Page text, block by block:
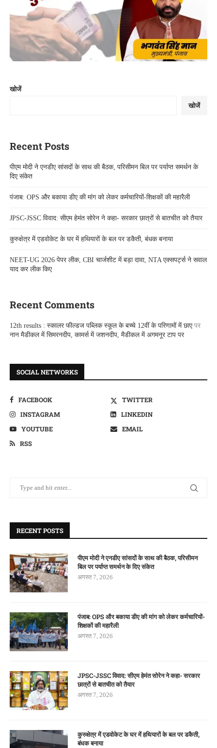
खोजें
खोजें
Recent Posts
पीएम मोदी ने एनडीए सांसदों के साथ की बैठक, परिसीमन बिल पर पर्याप्त समर्थन के
दिए संकेत
पंजाब: OPS और बकाया डीए की मांग को लेकर कर्मचारियों-शिक्षकों की महारैली
JPSC-JSSC विवाद: सीएम हेमंत सोरेन ने कहा- सरकार छात्रों से बातचीत को तैयार
कुरुक्षेत्र में एडवोकेट के घर में हथियारों के बल पर डकैती, बंधक बनाया
NEET-UG 2026 पेपर लीक, CBI चार्जशीट में बड़ा दावा, NTA एक्सपर्ट्स ने सवाल
याद कर लीक किए
Recent Comments
12th results : स्कालर फील्डज पब्लिक स्कूल के बच्चे 12वीं के परिणामों में छाएपर
नान मैडीकल में सिमरनदीप, कामर्स में जशनदीप, मैडीकल में अगमनूर टाप पर
SOCIAL NETWORKS
FACEBOOK
TWITTER
INSTAGRAM
LINKEDIN
YOUTUBE
EMAIL
RSS
RECENT POSTS
पीएम मोदी ने एनडीए सांसदों के साथ की बैठक, परिसीमन
बिल पर पर्याप्त समर्थन के दिए संकेत
अगस्त 7, 2026
पंजाब: OPS और बकाया डीए की मांग को लेकर कर्मचारियों-
शिक्षकों की महारैली
अगस्त 7, 2026
JPSC-JSSC विवाद: सीएम हेमंत सोरेन ने कहा- सरकार
छात्रों से बातचीत को तैयार
अगस्त 7, 2026
कुरुक्षेत्र में एडवोकेट के घर में हथियारों के बल पर डकैती,
बंधक बनाया